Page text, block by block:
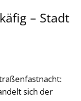
– Stadt
sich der